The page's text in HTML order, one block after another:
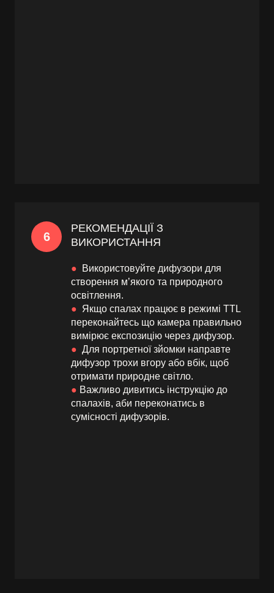
6
РЕКОМЕНДАЦІЇ З
ВИКОРИСТАННЯ
●
Використовуйте дифузори для
створення мʼякого та природного
освітлення.
● Якщо спалах працює в режимі TTL
переконайтесь що камера правильно
вимірює експозицію через дифузор.
● Для портретної зйомки направте
дифузор трохи вгору або вбік, щоб
отримати природне світло.
● Важливо дивитись інструкцію до
спалахів, аби переконатись в
сумісності дифузорів.